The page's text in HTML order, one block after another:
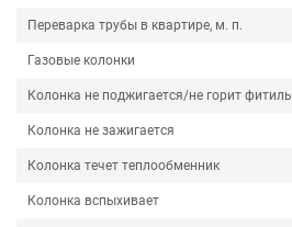
Переварка трубы в квартире, м. п.
Газовые колонки
Колонка не поджигается/не горит фитиль
Колонка не зажигается
Колонка течет теплообменник
Колонка вспыхивает